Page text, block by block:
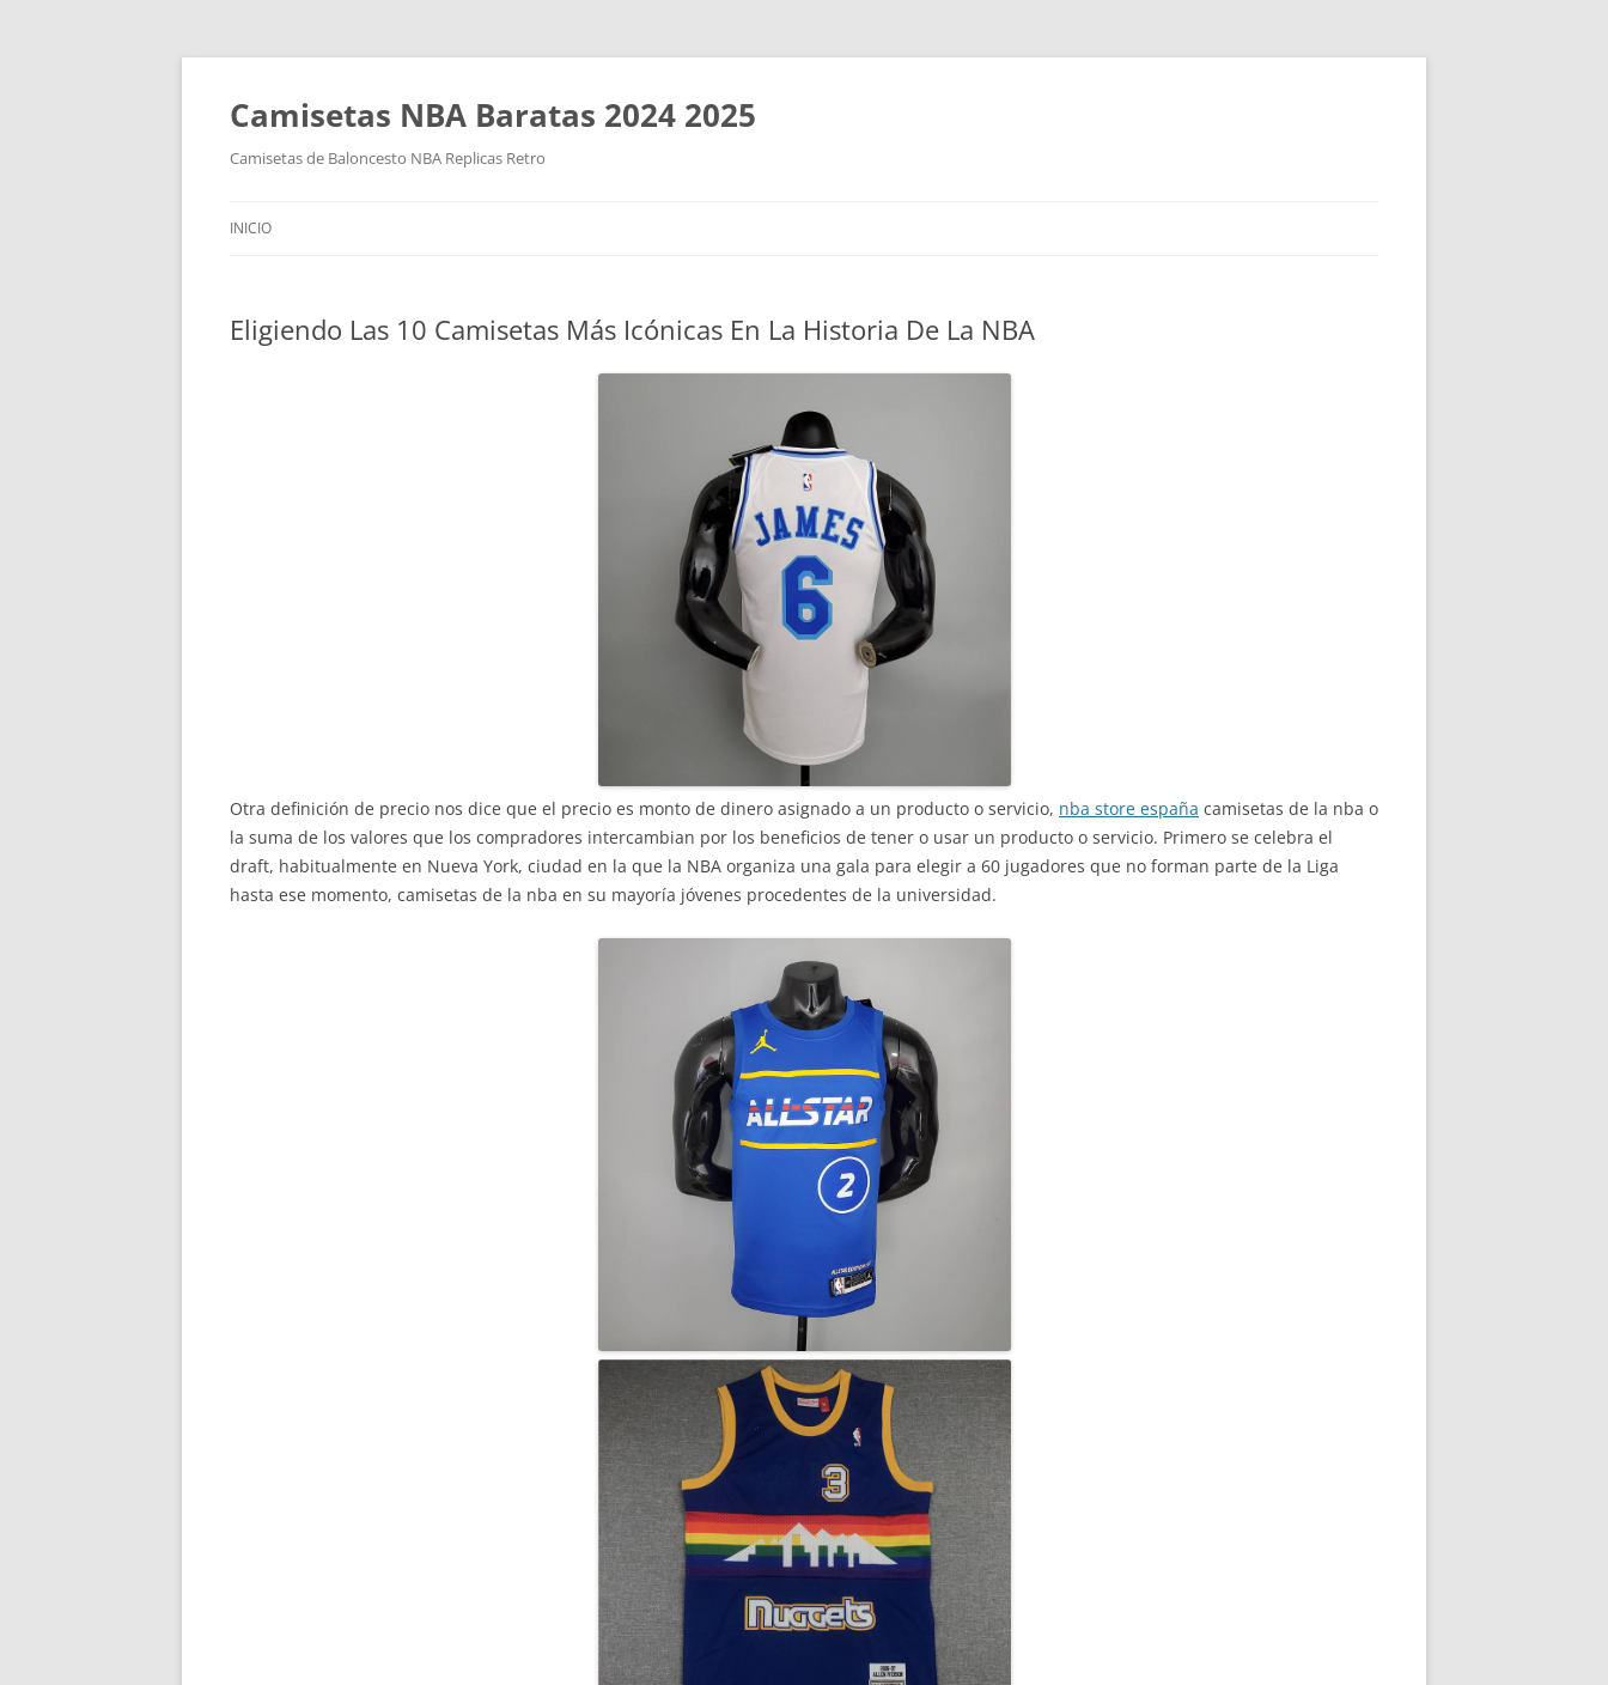
Camisetas NBA Baratas 2024 2025
Camisetas de Baloncesto NBA Replicas Retro
INICIO
Eligiendo Las 10 Camisetas Más Icónicas En La Historia De La NBA
Otra definición de precio nos dice que el precio es monto de dinero asignado a un producto o servicio, nba store españa camisetas de la nba o
la suma de los valores que los compradores intercambian por los beneficios de tener o usar un producto o servicio. Primero se celebra el
draft, habitualmente en Nueva York, ciudad en la que la NBA organiza una gala para elegir a 60 jugadores que no forman parte de la Liga
hasta ese momento, camisetas de la nba en su mayoría jóvenes procedentes de la universidad.